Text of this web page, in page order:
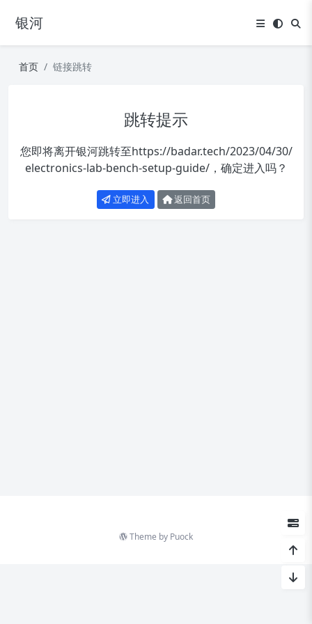
银河
首页 链接跳转
跳转提示
您即将离开银河跳转至https://badar.tech/2023/04/30/
electronics-lab-bench-setup-guide/，确定进入吗？
立即进入 返回首页
Theme by Puock